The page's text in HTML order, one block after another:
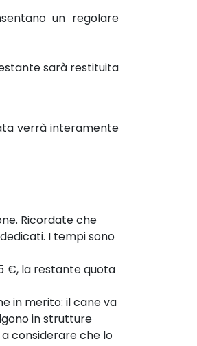
un regolare
sarà restituita
verrà interamente
Ricordate che
I tempi sono
€, la restante quota
in merito: il cane va
in strutture
considerare che lo